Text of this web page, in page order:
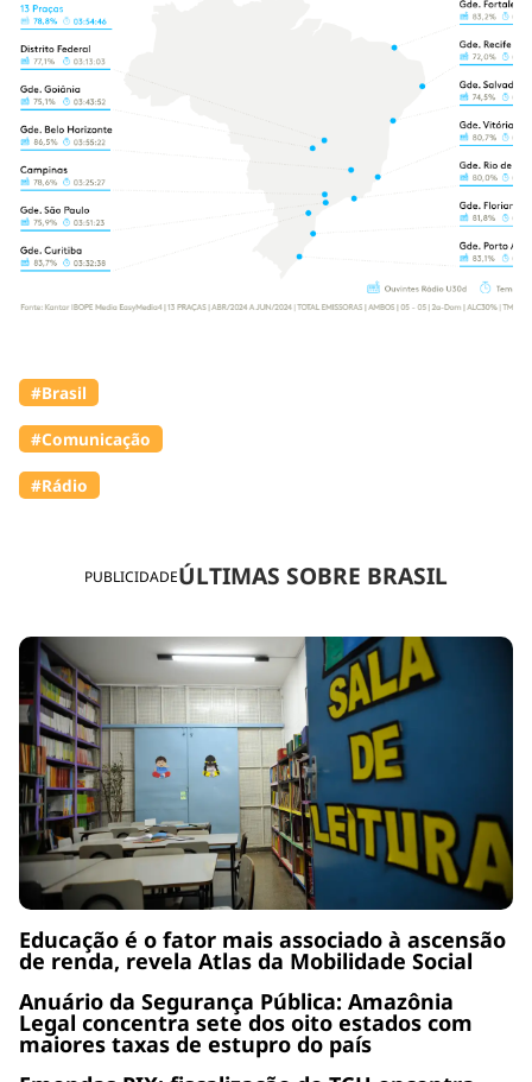
PUBLICIDADEÚLTIMAS SOBRE BRASIL
Educação é o fator mais associado à ascensão
de renda, revela Atlas da Mobilidade Social
Anuário da Segurança Pública: Amazônia
Legal concentra sete dos oito estados com
maiores taxas de estupro do país
#Brasil
#Comunicação
#Rádio